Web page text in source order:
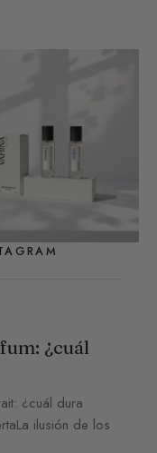
¿cuál
¿cuál dura
ilusión de los